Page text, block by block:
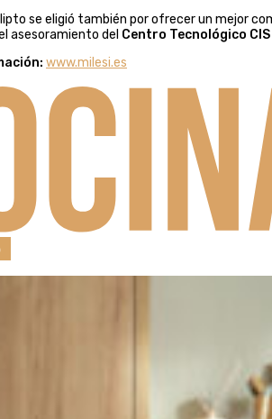
se eligió también por ofrecer un mejor
asesoramiento del Centro Tecnológico
www.milesi.es